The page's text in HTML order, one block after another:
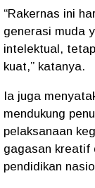
“Rakernas ini
generasi muda
intelektual,
kuat,” katanya.
Ia juga
mendukung
pelaksanaan
gagasan kreatif
pendidikan